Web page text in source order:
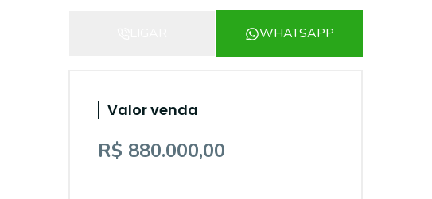
WHATSAPP
Valor venda
R$ 880.000,00